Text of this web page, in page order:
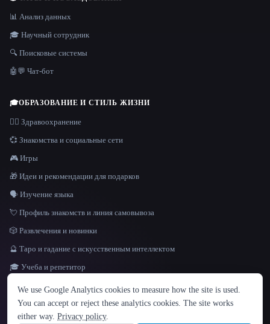
ЯЗЫК
English español Français Русский 简体中文
Hindi
📊 Анализ данных
🎓 Научный сотрудник
🔍 Поисковые системы
🤖💬 Чат-бот
🎓ОБРАЗОВАНИЕ И СТИЛЬ ЖИЗНИ
👩‍⚕️ Здравоохранение
💞 Знакомства и социальные сети
🎮 Игры
🎁 Идеи и рекомендации для подарков
🗣️ Изучение языка
💘 Профиль знакомств и линия самовывоза
🎲 Развлечения и новинки
🔮 Таро и гадание с искусственным интеллектом
🎓 Учеба и репетитор
© 2026 That AI Collection. Все права защищены.
We use Google Analytics cookies to measure how the site is used.
You can accept or reject these analytics cookies. The site works
either way. Privacy policy.